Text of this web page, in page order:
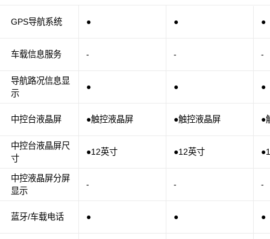
GPS导航系统
车载信息服务
导航路况信息显
示
中控台液晶屏
中控台液晶屏尺
寸
中控液晶屏分屏
显示
蓝牙/车载电话
● ● ●
- - -
● ● ●
●触控液晶屏 ●触控液晶屏 ●
●12英寸 ●12英寸
- - -
● ● ●